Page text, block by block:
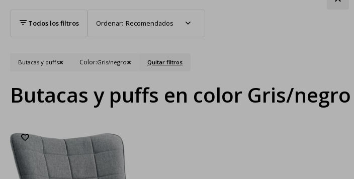
Recomendados
Butacas y puffs Color:Gris/negro Quitar filtros
Butacas y puffs en color Gris/negro